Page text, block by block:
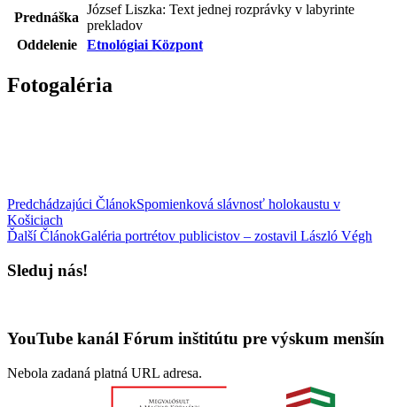
Prednáška
József Liszka: Text jednej rozprávky v labyrinte
prekladov
Oddelenie
Etnológiai Központ
Fotogaléria
Predchádzajúci ČlánokSpomienková slávnosť holokaustu v
Košiciach
Ďalší ČlánokGaléria portrétov publicistov – zostavil László Végh
Sleduj nás!
YouTube kanál Fórum inštitútu pre výskum menšín
Nebola zadaná platná URL adresa.